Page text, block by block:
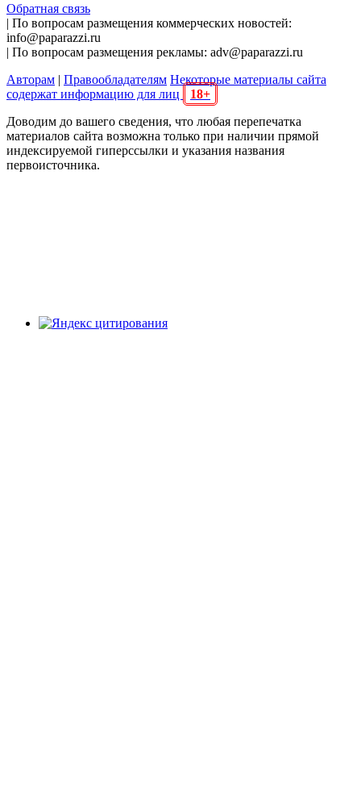
Обратная связь
| По вопросам размещения коммерческих новостей:
info@paparazzi.ru
| По вопросам размещения рекламы: adv@paparazzi.ru
Авторам | Правообладателям Некоторые материалы сайта
содержат информацию для лиц
18+
Доводим до вашего сведения, что любая перепечатка
материалов сайта возможна только при наличии прямой
индексируемой гиперссылки и указания названия
первоисточника.